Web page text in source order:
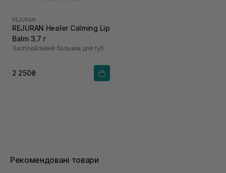
REJURAN
REJURAN Healer Calming Lip
Balm 3,7 г
Заспокійливий бальзам для губ
2 250₴
Рекомендовані товари